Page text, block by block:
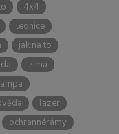
4x4
lednice
jak na to
zima
lazer
ochrannérámy